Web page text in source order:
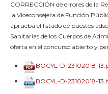
CORRECCIÓN de errores de la
la Viceconsejera de Función
aprueba el listado de puestos
Sanitarias de los Cuerpos de
oferta en el concurso abierto y
BOCYL-D-23102018-
BOCYL-D-23102018-